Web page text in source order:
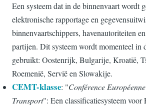
Een systeem dat in de binnenvaart wordt
elektronische rapportage en
binnenvaartschippers, havenautoriteiten
partijen. Dit systeem wordt momenteel in
gebruikt: Oostenrijk, Bulgarije, Kroatië,
Roemenië, Servië en Slowakije.
CEMT-klasse: "Conférence
Transport": Een classificatiesysteem voor